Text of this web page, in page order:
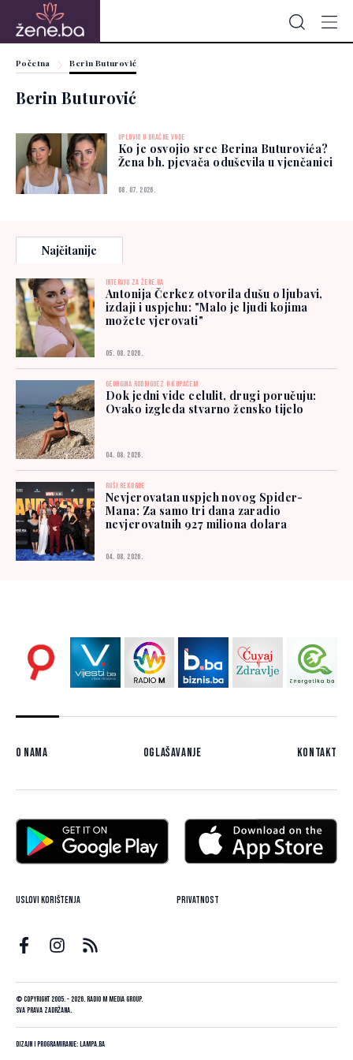
Početna Berin Buturović
Berin Buturović
UPLOVIO U BRAČNE VODE
Ko je osvojio srce Berina Buturovića?
Žena bh. pjevača oduševila u vjenčanici
08. 07. 2026.
Najčitanije
INTERVJU ZA ŽENE.BA
Antonija Čerkez otvorila dušu o ljubavi,
izdaji i uspjehu: "Malo je ljudi kojima
možete vjerovati"
05. 08. 2026.
GEORGINA RODRIGUEZ U KUPAĆEM
Dok jedni vide celulit, drugi poručuju:
Ovako izgleda stvarno žensko tijelo
04. 08. 2026.
RUŠI REKORDE
Nevjerovatan uspjeh novog Spider-
Mana: Za samo tri dana zaradio
nevjerovatnih 927 miliona dolara
04. 08. 2026.
O nama Oglašavanje Kontakt
Uslovi korištenja Privatnost
© Copyright 2005. - 2026. Radio M Media Group.
Sva prava zadržana.
Dizajn i programiranje:Lampa.ba